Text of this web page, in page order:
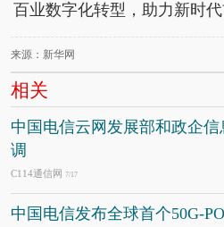
百业数字化转型，助力新时代
来源：新华网
相关
中国电信云网发展部和政企
调
C114通信网 7/17
中国电信发布全球首个50G-